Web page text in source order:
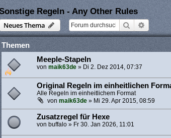
Regeln - Any Other Rules
Neues Thema
Suche
Themen
Meeple-Stapeln
von maik63de» Di 2. Dez 2014, 07:37
Original Regeln im einheitlichen
Alle Regeln im einheitlichem Format
von maik63de» Mi 29. Apr 2015, 08:59
Zusatzregel für Hexe
von buffalo» Fr 30. Jan 2026, 11:01